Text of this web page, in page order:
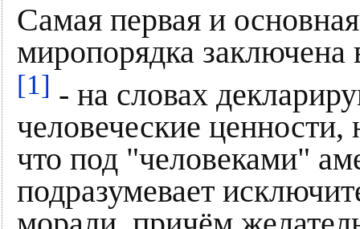
Самая первая и
миропорядка заключена
[1] - на словах
человеческие ценности,
что под "человеками"
подразумевает